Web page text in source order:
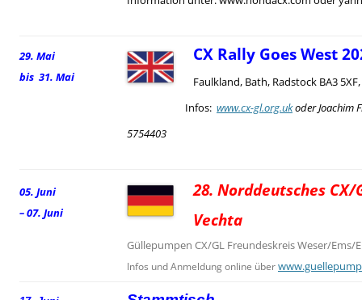
29. Mai
bis 31. Mai
CX Rally Goes West
Faulkland, Bath, Radstock BA3
Infos: www.cx-gl.org.ukoder Joachim
5754403
05. Juni
– 07. Juni
28. Norddeutsches CX/
Vechta
Güllepumpen CX/GL Freundeskreis Weser/Ems/
Infos und Anmeldung online über